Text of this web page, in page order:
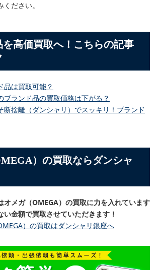
ださい。
を高価買取へ！こちらの記事
品は買取可能？
ブランド品の買取価格は下がる？
断捨離（ダンシャリ）でスッキリ！ブランド
）の買取ならダンシャ
オメガ（OMEGA）の買取に力を入れています
い金額で買取させていただきます！
）の買取はダンシャリ銀座へ